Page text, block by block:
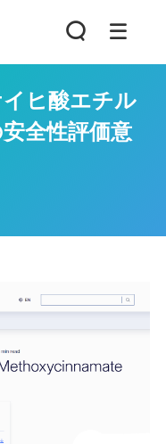
イヒ酸エチル
全性評価意